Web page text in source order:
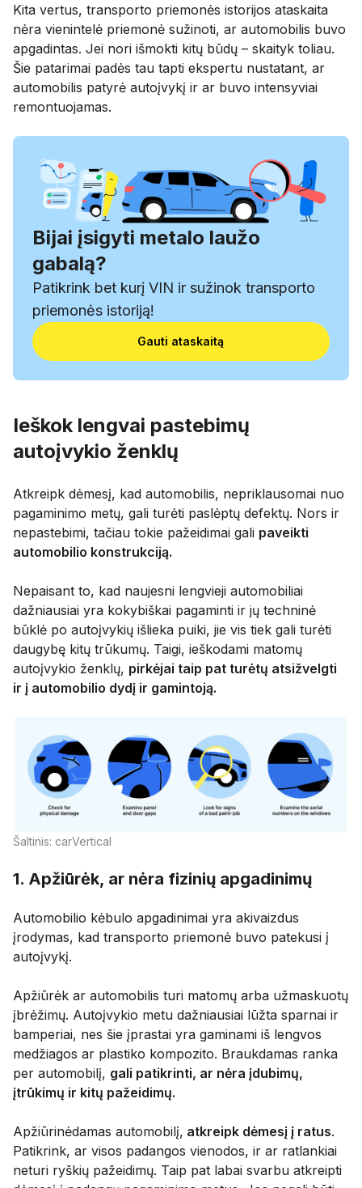
Kita vertus, transporto priemonės istorijos ataskaita
nėra vienintelė priemonė sužinoti, ar automobilis buvo
apgadintas. Jei nori išmokti kitų būdų – skaityk toliau.
Šie patarimai padės tau tapti ekspertu nustatant, ar
automobilis patyrė autoįvykį ir ar buvo intensyviai
remontuojamas.
Bijai įsigyti metalo laužo
gabalą?
Patikrink bet kurį VIN ir sužinok transporto
priemonės istoriją!
Gauti ataskaitą
Ieškok lengvai pastebimų
autoįvykio ženklų
Atkreipk dėmesį, kad automobilis, nepriklausomai nuo
pagaminimo metų, gali turėti paslėptų defektų. Nors ir
nepastebimi, tačiau tokie pažeidimai gali paveikti
automobilio konstrukciją.
Nepaisant to, kad naujesni lengvieji automobiliai
dažniausiai yra kokybiškai pagaminti ir jų techninė
būklė po autoįvykių išlieka puiki, jie vis tiek gali turėti
daugybę kitų trūkumų. Taigi, ieškodami matomų
autoįvykio ženklų, pirkėjai taip pat turėtų atsižvelgti
ir į automobilio dydį ir gamintoją.
Šaltinis: carVertical
1. Apžiūrėk, ar nėra fizinių apgadinimų
Automobilio kėbulo apgadinimai yra akivaizdus
įrodymas, kad transporto priemonė buvo patekusi į
autoįvykį.
Apžiūrėk ar automobilis turi matomų arba užmaskuotų
įbrėžimų. Autoįvykio metu dažniausiai lūžta sparnai ir
bamperiai, nes šie įprastai yra gaminami iš lengvos
medžiagos ar plastiko kompozito. Braukdamas ranka
per automobilį, gali patikrinti, ar nėra įdubimų,
įtrūkimų ir kitų pažeidimų.
Apžiūrinėdamas automobilį, atkreipk dėmesį į ratus.
Patikrink, ar visos padangos vienodos, ir ar ratlankiai
neturi ryškių pažeidimų. Taip pat labai svarbu atkreipti